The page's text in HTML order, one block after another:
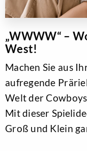
„WWWW“ –
West!
Machen Sie aus
aufregende
Welt der
Mit dieser
Groß und Klein